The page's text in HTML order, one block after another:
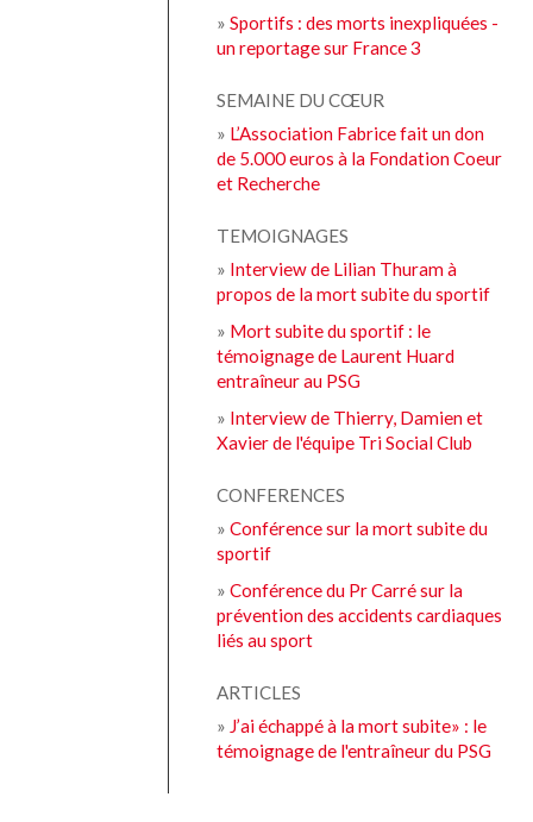
» Sportifs : des morts inexpliquées -
un reportage sur France 3
SEMAINE DU CŒUR
» L’Association Fabrice fait un don
de 5.000 euros à la Fondation Coeur
et Recherche
TEMOIGNAGES
» Interview de Lilian Thuram à
propos de la mort subite du sportif
» Mort subite du sportif : le
témoignage de Laurent Huard
entraîneur au PSG
» Interview de Thierry, Damien et
Xavier de l'équipe Tri Social Club
CONFERENCES
» Conférence sur la mort subite du
sportif
» Conférence du Pr Carré sur la
prévention des accidents cardiaques
liés au sport
ARTICLES
» J’ai échappé à la mort subite» : le
témoignage de l'entraîneur du PSG